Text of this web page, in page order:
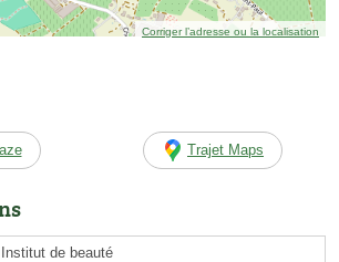
Corriger l’adresse ou la localisation
Trajet Maps
Institut de beauté